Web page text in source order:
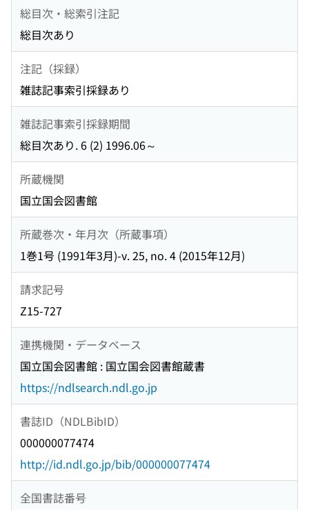
総目次・総索引注記
総目次あり
注記（採録）
雑誌記事索引採録あり
雑誌記事索引採録期間
総目次あり. 6 (2) 1996.06～
所蔵機関
国立国会図書館
所蔵巻次・年月次（所蔵事項）
1巻1号 (1991年3月)-v. 25, no. 4 (2015年12月)
請求記号
Z15-727
連携機関・データベース
国立国会図書館 : 国立国会図書館蔵書
https://ndlsearch.ndl.go.jp
書誌ID（NDLBibID）
000000077474
http://id.ndl.go.jp/bib/000000077474
全国書誌番号